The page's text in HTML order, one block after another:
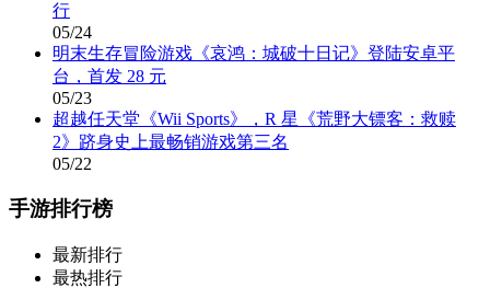
行
05/24
明末生存冒险游戏《哀鸿：城破十日记》登陆安卓平
台，首发 28 元
05/23
超越任天堂《Wii Sports》，R 星《荒野大镖客：救赎
2》跻身史上最畅销游戏第三名
05/22
手游排行榜
最新排行
最热排行